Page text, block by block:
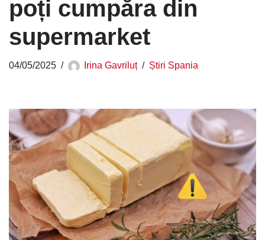
poți cumpăra din
supermarket
04/05/2025 Irina Gavriluț Știri Spania